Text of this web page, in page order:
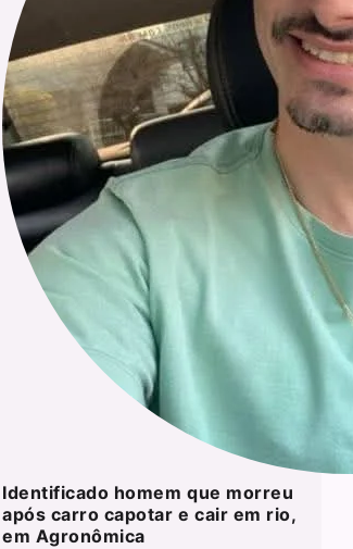
Identificado homem que morreu
após carro capotar e cair em rio,
em Agronômica